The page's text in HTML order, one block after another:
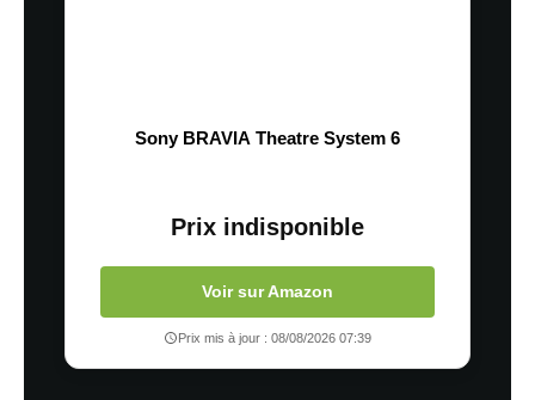
Sony BRAVIA Theatre System 6
Prix indisponible
Voir sur Amazon
Prix mis à jour : 08/08/2026 07:39